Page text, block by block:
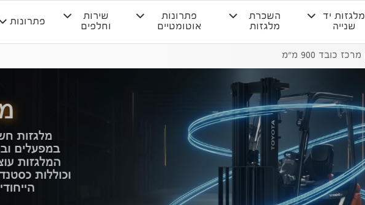
מלגזות יד
שנייה
השכרת
מלגזות
פתרונות
אוטומטיים
שירות
וחלפים
פתרונות
מרכז כובד 900 מ"מ